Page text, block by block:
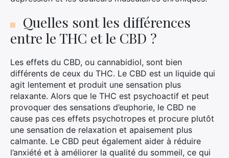
Quelles sont les différences
entre le THC et le CBD ?
Les effets du CBD, ou cannabidiol, sont bien
différents de ceux du THC. Le CBD est un liquide qui
agit lentement et produit une sensation plus
relaxante. Alors que le THC est psychoactif et peut
provoquer des sensations d’euphorie, le CBD ne
cause pas ces effets psychotropes et procure plutôt
une sensation de relaxation et apaisement plus
calmante. Le CBD peut également aider à réduire
l’anxiété et à améliorer la qualité du sommeil, ce qui